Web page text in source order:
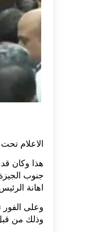
الاعلام
هذا وكان
اهانة
وعلى
وذلك من